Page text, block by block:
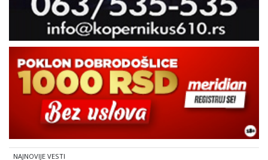
NAJNOVIJE VESTI